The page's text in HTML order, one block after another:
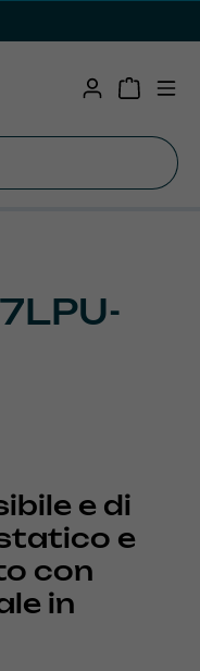
e di
e
con
in